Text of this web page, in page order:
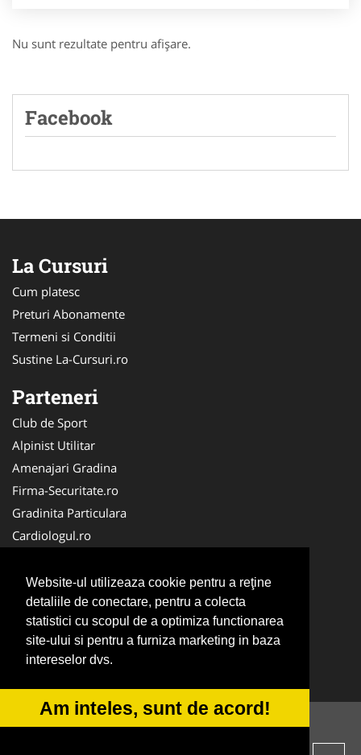
Website-ul utilizeaza cookie pentru a reţine
detaliile de conectare, pentru a colecta
statistici cu scopul de a optimiza functionarea
site-ului si pentru a furniza marketing in baza
intereselor dvs.
Am inteles, sunt de acord!
Nu sunt rezultate pentru afişare.
Facebook
La Cursuri
Cum platesc
Preturi Abonamente
Termeni si Conditii
Sustine La-Cursuri.ro
Parteneri
Club de Sport
Alpinist Utilitar
Amenajari Gradina
Firma-Securitate.ro
Gradinita Particulara
Cardiologul.ro
Service-Reparatii.com
Ambalaje Romania
Cabinet-Individual.ro
CentruInchirieri.ro